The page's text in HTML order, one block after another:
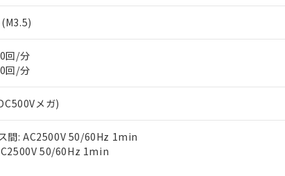
回/分
回/分
メガ)
間: AC2500V 50/60Hz 1min
50/60Hz 1min
ン制御機器販売店や当社販売拠点は「販売ネットワーク
」
況および標準価格結果を当社の事前の承諾なく第三者に漏洩
ーツ機能（部品リスト作成サービス）をご利用いただくには
必要があります。
が当ウェブサイト上で当社にご登録された部品リストについ
の共同利用者とは、"個人情報の共同利用に関して"
の「1.
人を指します。
り替え状況などにより、予定月が前後することがあります。
証明書ダウンロード
証明書をダウンロードすることができます。
令（10物質）の非含有証明書
有証明書（当社基準）
発行日時点で非含有を証明するもので、過去に遡って非含
護使用期限
害物質（10物質）のすべてが基準値以下であることを示しま
常の使用状況下において有害物質が外部に漏えいし、環境に
社は、販売先および販売に係わる関係者が違法に輸出するお
せん。
在庫なし(最新の在庫状況については、お客様のお取引先、ま
器販売店・当社販売員にご確認ください)
受注生産機種、また在庫状況の情報を公開していない機種